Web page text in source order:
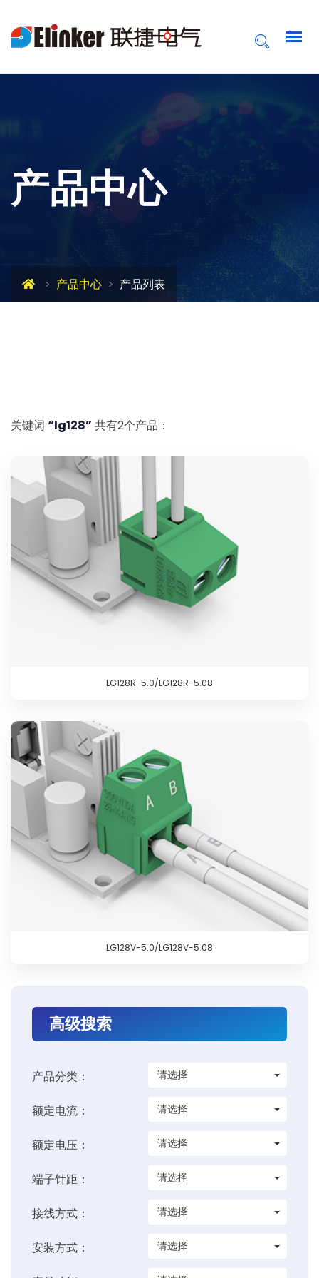
产品中心
产品中心 产品列表
高级搜索
产品分类： 请选择
额定电流： 请选择
额定电压： 请选择
端子针距： 请选择
接线方式： 请选择
安装方式： 请选择
关键词 “lg128” 共有2个产品：
LG128R-5.0/LG128R-5.08
LG128V-5.0/LG128V-5.08